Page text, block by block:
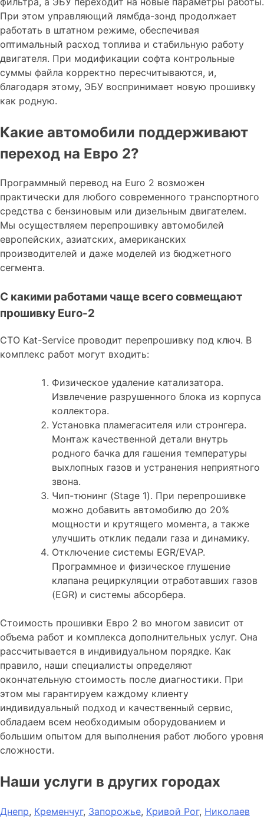
При этом управляющий лямбда-зонд продолжает
работать в штатном режиме, обеспечивая
оптимальный расход топлива и стабильную работу
двигателя. При модификации софта контрольные
суммы файла корректно пересчитываются, и,
благодаря этому, ЭБУ воспринимает новую прошивку
как родную.
Какие автомобили поддерживают
переход на Евро 2?
Программный перевод на Euro 2 возможен
практически для любого современного транспортного
средства с бензиновым или дизельным двигателем.
Мы осуществляем перепрошивку автомобилей
европейских, азиатских, американских
производителей и даже моделей из бюджетного
сегмента.
С какими работами чаще всего совмещают
прошивку Euro-2
СТО Kat-Service проводит перепрошивку под ключ. В
комплекс работ могут входить:
Физическое удаление катализатора.
Извлечение разрушенного блока из корпуса
коллектора.
Установка пламегасителя или стронгера.
Монтаж качественной детали внутрь
родного бачка для гашения температуры
выхлопных газов и устранения неприятного
звона.
Чип-тюнинг (Stage 1). При перепрошивке
можно добавить автомобилю до 20%
мощности и крутящего момента, а также
улучшить отклик педали газа и динамику.
Отключение системы EGR/EVAP.
Программное и физическое глушение
клапана рециркуляции отработавших газов
(EGR) и системы абсорбера.
Стоимость прошивки Евро 2 во многом зависит от
объема работ и комплекса дополнительных услуг. Она
рассчитывается в индивидуальном порядке. Как
правило, наши специалисты определяют
окончательную стоимость после диагностики. При
этом мы гарантируем каждому клиенту
индивидуальный подход и качественный сервис,
обладаем всем необходимым оборудованием и
большим опытом для выполнения работ любого уровня
сложности.
Наши услуги в других городах
Днепр, Кременчуг, Запорожье, Кривой Рог, Николаев